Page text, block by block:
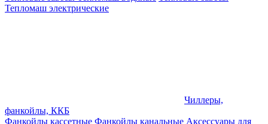
Тепломаш электрические
Чиллеры,
фанкойлы, ККБ
Фанкойлы кассетные Фанкойлы канальные Аксессуары для